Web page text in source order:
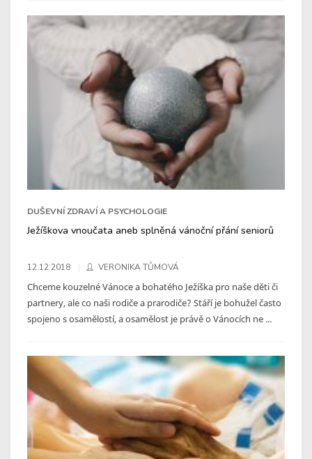
DUŠEVNÍ ZDRAVÍ A PSYCHOLOGIE
Ježíškova vnoučata aneb splněná vánoční přání seniorů
12.12.2018 VERONIKA TŮMOVÁ
Chceme kouzelné Vánoce a bohatého Ježíška pro naše děti či
partnery, ale co naši rodiče a prarodiče? Stáří je bohužel často
spojeno s osamělostí, a osamělost je právě o Vánocích ne ...